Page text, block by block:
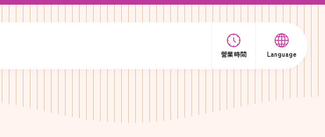
營業時間 Language